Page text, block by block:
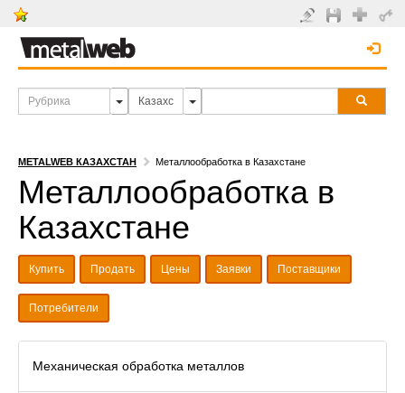
METALWEB КАЗАХСТАН Металлообработка в Казахстане
Металлообработка в
Казахстане
Купить Продать Цены Заявки Поставщики
Потребители
Механическая обработка металлов